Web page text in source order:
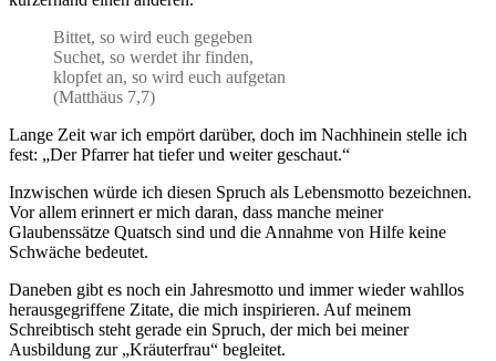
Bittet, so wird euch gegeben
Suchet, so werdet ihr finden,
klopfet an, so wird euch aufgetan
(Matthäus 7,7)
Lange Zeit war ich empört darüber, doch im Nachhinein stelle ich
fest: „Der Pfarrer hat tiefer und weiter geschaut.“
Inzwischen würde ich diesen Spruch als Lebensmotto bezeichnen.
Vor allem erinnert er mich daran, dass manche meiner
Glaubenssätze Quatsch sind und die Annahme von Hilfe keine
Schwäche bedeutet.
Daneben gibt es noch ein Jahresmotto und immer wieder wahllos
herausgegriffene Zitate, die mich inspirieren. Auf meinem
Schreibtisch steht gerade ein Spruch, der mich bei meiner
Ausbildung zur „Kräuterfrau“ begleitet.